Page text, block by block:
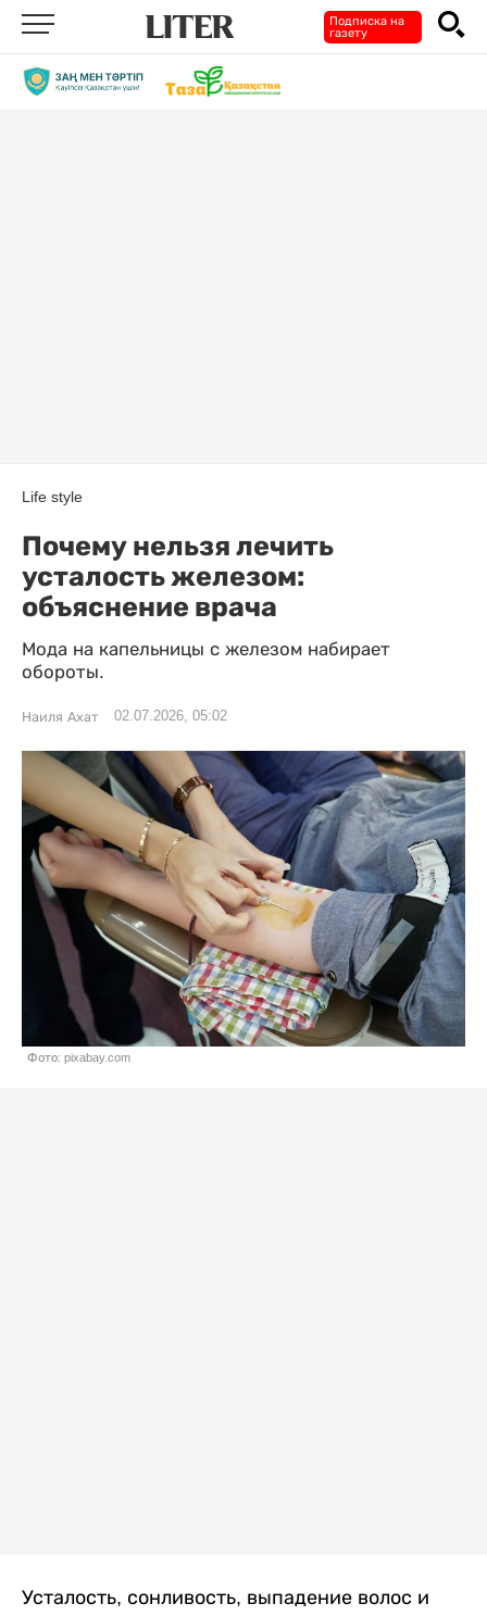
Подписка на
газету
Life style
Почему нельзя лечить
усталость железом:
объяснение врача
Мода на капельницы с железом набирает
обороты.
Наиля Ахат 02.07.2026, 05:02
Фото: pixabay.com
Усталость, сонливость, выпадение волос и